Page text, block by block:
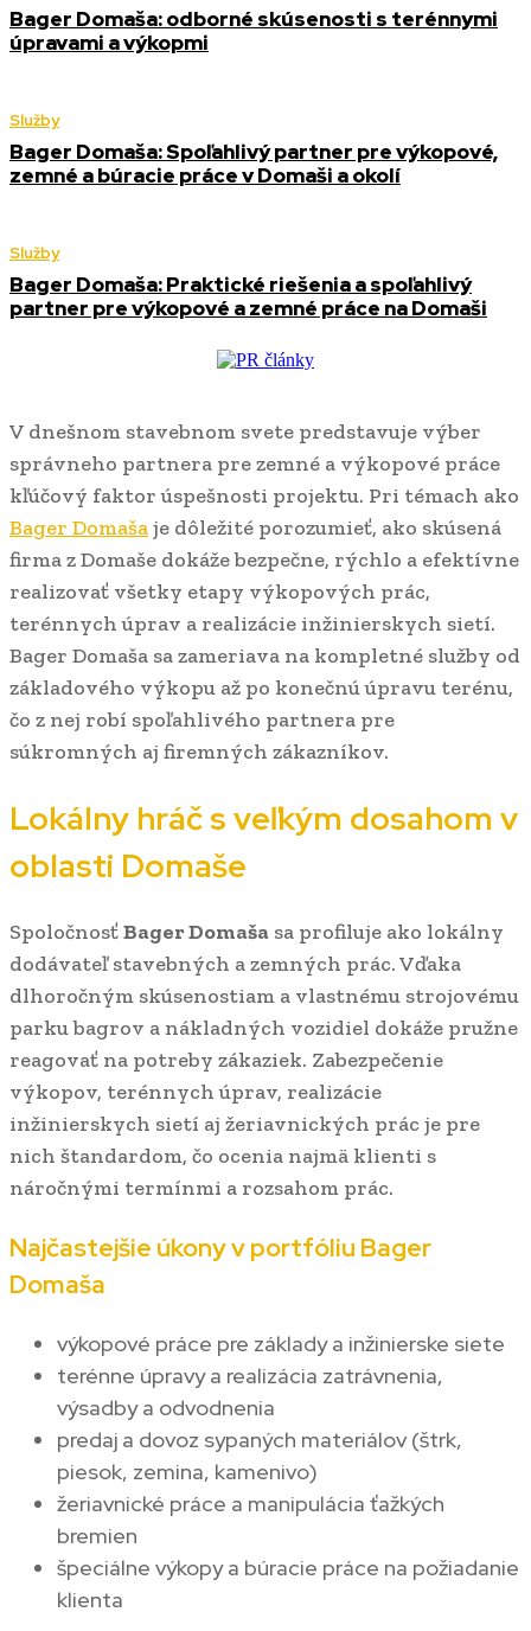
Bager Domaša: odborné skúsenosti s terénnymi
úpravami a výkopmi
Služby
Bager Domaša: Spoľahlivý partner pre výkopové,
zemné a búracie práce v Domaši a okolí
Služby
Bager Domaša: Praktické riešenia a spoľahlivý
partner pre výkopové a zemné práce na Domaši
V dnešnom stavebnom svete predstavuje výber
správneho partnera pre zemné a výkopové práce
kľúčový faktor úspešnosti projektu. Pri témach ako
Bager Domašaje dôležité porozumieť, ako skúsená
firma z Domaše dokáže bezpečne, rýchlo a efektívne
realizovať všetky etapy výkopových prác,
terénnych úprav a realizácie inžinierskych sietí.
Bager Domaša sa zameriava na kompletné služby od
základového výkopu až po konečnú úpravu terénu,
čo z nej robí spoľahlivého partnera pre
súkromných aj firemných zákazníkov.
Lokálny hráč s veľkým dosahom v
oblasti Domaše
SpoločnosťBager Domaša sa profiluje ako lokálny
dodávateľ stavebných a zemných prác. Vďaka
dlhoročným skúsenostiam a vlastnému strojovému
parku bagrov a nákladných vozidiel dokáže pružne
reagovať na potreby zákaziek. Zabezpečenie
výkopov, terénnych úprav, realizácie
inžinierskych sietí aj žeriavnických prác je pre
nich štandardom, čo ocenia najmä klienti s
náročnými termínmi a rozsahom prác.
Najčastejšie úkony v portfóliu Bager
Domaša
výkopové práce pre základy a inžinierske siete
terénne úpravy a realizácia zatrávnenia,
výsadby a odvodnenia
predaj a dovoz sypaných materiálov (štrk,
piesok, zemina, kamenivo)
žeriavnické práce a manipulácia ťažkých
bremien
špeciálne výkopy a búracie práce na požiadanie
klienta